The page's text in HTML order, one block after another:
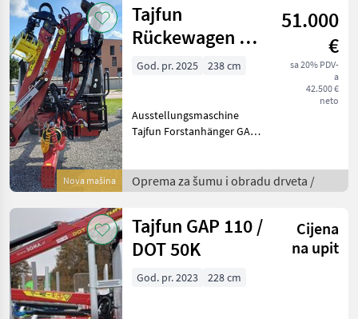
Kupplungsbetätigung, AXT
P
Nova mašina
Tajfun
Rückewagen mit
Z-Kran
51.000
€
sa 20% PDV-
a
42.500 €
neto
God. pr. 2025 238 cm
Ausstellungsmaschine
Tajfun Forstanhänger GAP
Forstfelge, Ventilschutz und
Schlauch, 5 Rungenpaare
Oprema za šumu i obradu drveta /
Tajfun GAP 110 /
DOT 50K
Cijena
na upit
God. pr. 2023 228 cm